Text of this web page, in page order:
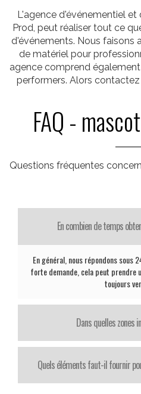
L'agence d'événementiel
Prod, peut réaliser tout ce
d'événements. Nous faisons
de matériel pour
agence comprend
performers. Alors
FAQ -
Questions fréquentes
En combien de temps
En général, nous répondons sous
forte demande, cela peut prendre
toujours
Dans quelles zones
Quels éléments faut-il fournir